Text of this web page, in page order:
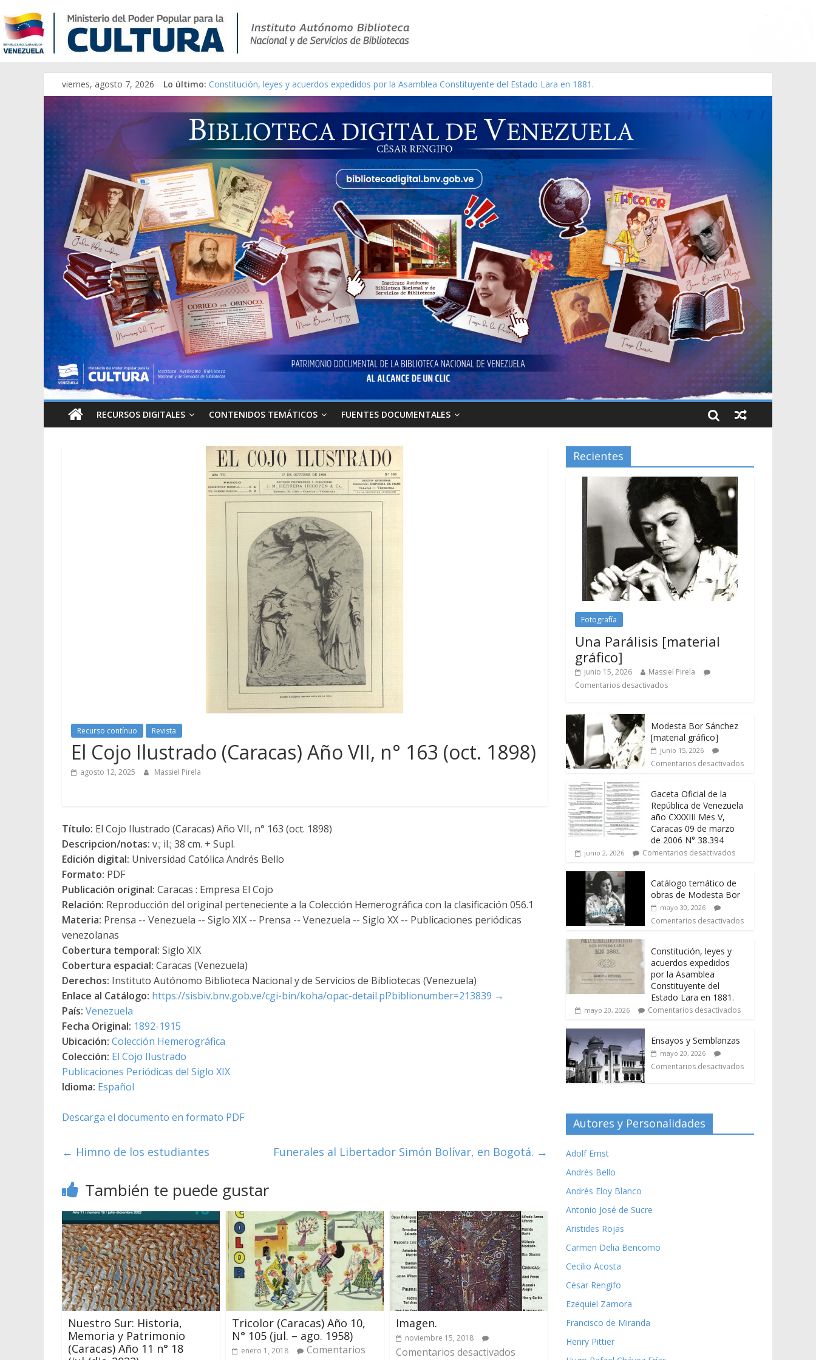
viernes, agosto 7, 2026 Lo último: Constitución, leyes y acuerdos expedidos por la Asamblea Constituyente del Estado Lara en 1881.
Una Parálisis [material gráfico]
Modesta Bor Sánchez [material gráfico]
Gaceta Oficial de la República de Venezuela año CXXXIII Mes V, Caracas 09 de marzo de 2006 N° 38.394
Catálogo temático de obras de Modesta Bor
RECURSOS DIGITALES CONTENIDOS TEMÁTICOS FUENTES DOCUMENTALES
Recurso contínuo Revista
El Cojo Ilustrado (Caracas) Año VII, n° 163 (oct. 1898)
agosto 12, 2025 Massiel Pirela
Título: El Cojo Ilustrado (Caracas) Año VII, n° 163 (oct. 1898)
Descripcion/notas: v.; il.; 38 cm. + Supl.
Edición digital: Universidad Católica Andrés Bello
Formato: PDF
Publicación original: Caracas : Empresa El Cojo
Relación: Reproducción del original perteneciente a la Colección Hemerográfica con la clasificación 056.1
Materia: Prensa -- Venezuela -- Siglo XIX -- Prensa -- Venezuela -- Siglo XX -- Publicaciones periódicas
venezolanas
Cobertura temporal: Siglo XIX
Cobertura espacial: Caracas (Venezuela)
Derechos: Instituto Autónomo Biblioteca Nacional y de Servicios de Bibliotecas (Venezuela)
Enlace al Catálogo: https://sisbiv.bnv.gob.ve/cgi-bin/koha/opac-detail.pl?biblionumber=213839 →
País: Venezuela
Fecha Original: 1892-1915
Ubicación: Colección Hemerográfica
Colección: El Cojo Ilustrado
Publicaciones Periódicas del Siglo XIX
Idioma: Español
Descarga el documento en formato PDF
← Himno de los estudiantes Funerales al Libertador Simón Bolívar, en Bogotá. →
También te puede gustar
Nuestro Sur: Historia,
Memoria y Patrimonio
(Caracas) Año 11 n° 18
Tricolor (Caracas) Año 10,
N° 105 (jul. – ago. 1958)
enero 1, 2018
Comentarios
Imagen.
noviembre 15, 2018
Comentarios desactivados
Recientes
Fotografía
Una Parálisis [material
gráfico]
junio 15, 2026
Massiel Pirela
Comentarios desactivados
Modesta Bor Sánchez
[material gráfico]
junio 15, 2026
Comentarios desactivados
Gaceta Oficial de la
República de Venezuela
año CXXXIII Mes V,
Caracas 09 de marzo
de 2006 N° 38.394
junio 2, 2026 Comentarios desactivados
Catálogo temático de
obras de Modesta Bor
mayo 30, 2026
Comentarios desactivados
Constitución, leyes y
acuerdos expedidos
por la Asamblea
Constituyente del
Estado Lara en 1881.
mayo 20, 2026 Comentarios desactivados
Ensayos y Semblanzas
mayo 20, 2026
Comentarios desactivados
Autores y Personalidades
Adolf Ernst
Andrés Bello
Andrés Eloy Blanco
Antonio José de Sucre
Aristides Rojas
Carmen Delia Bencomo
Cecilio Acosta
César Rengifo
Ezequiel Zamora
Francisco de Miranda
Henry Pittier